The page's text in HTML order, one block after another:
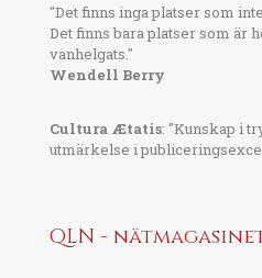
"Det finns inga platser som
Det finns bara platser som är
vanhelgats."
Wendell Berry
Cultura Ætatis: "Kunskap i
utmärkelse i
QLN -